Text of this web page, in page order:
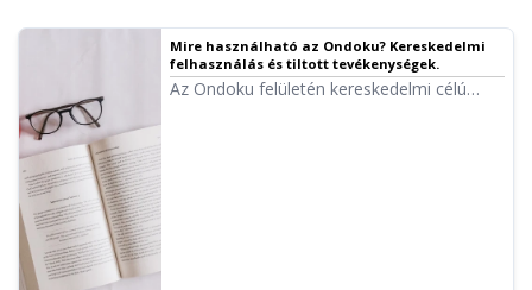
Mire használható az Ondoku? Kereskedelmi
felhasználás és tiltott tevékenységek.
Az Ondoku felületén kereskedelmi célú